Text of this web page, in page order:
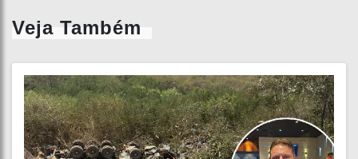
Veja Também